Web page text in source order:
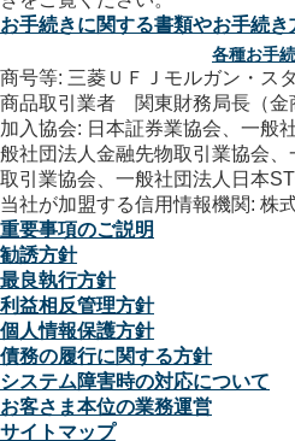
お手続きに関する書類やお手続
各種お手
商号等: 三菱ＵＦＪモルガン・
商品取引業者 関東財務局長（金
加入協会: 日本証券業協会、一般
般社団法人金融先物取引業協会
取引業協会、一般社団法人日本
当社が加盟する信用情報機関: 株
重要事項のご説明
勧誘方針
最良執行方針
利益相反管理方針
個人情報保護方針
債務の履行に関する方針
システム障害時の対応について
お客さま本位の業務運営
サイトマップ